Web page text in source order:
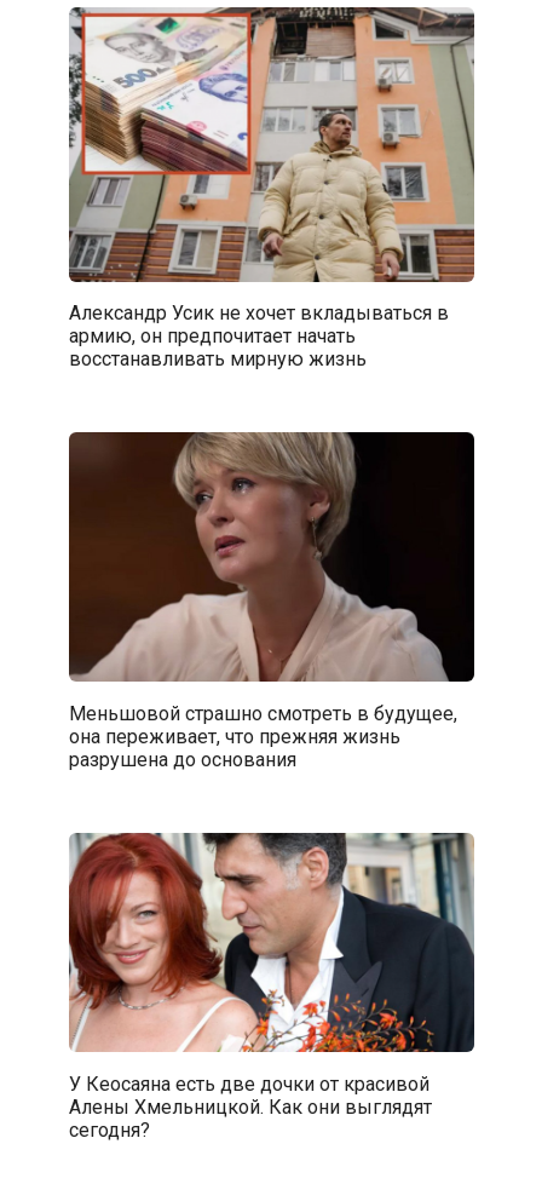
Александр Усик не хочет вкладываться в
армию, он предпочитает начать
восстанавливать мирную жизнь
Меньшовой страшно смотреть в будущее,
она переживает, что прежняя жизнь
разрушена до основания
У Кеосаяна есть две дочки от красивой
Алены Хмельницкой. Как они выглядят
сегодня?